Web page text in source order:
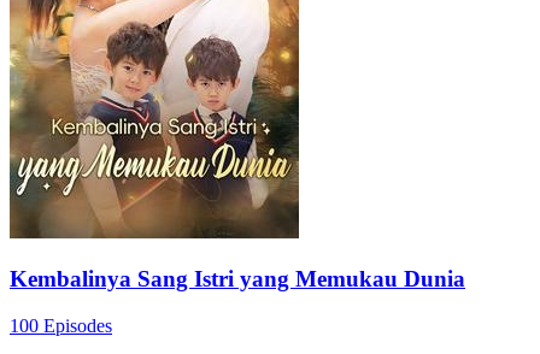
Kembalinya Sang Istri yang Memukau Dunia
100 Episodes